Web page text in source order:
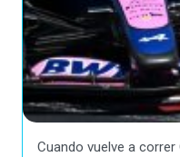
Cuando vuelve a